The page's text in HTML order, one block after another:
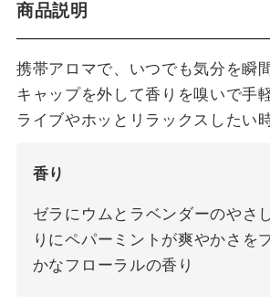
商品説明
携帯アロマで、いつでも気分を瞬
キャップを外して香りを嗅いで手
ライブやホッとリラックスしたい時
香り
ゼラにウムとラベンダーのやさ
りにペパーミントが爽やかさを
かなフローラルの香り